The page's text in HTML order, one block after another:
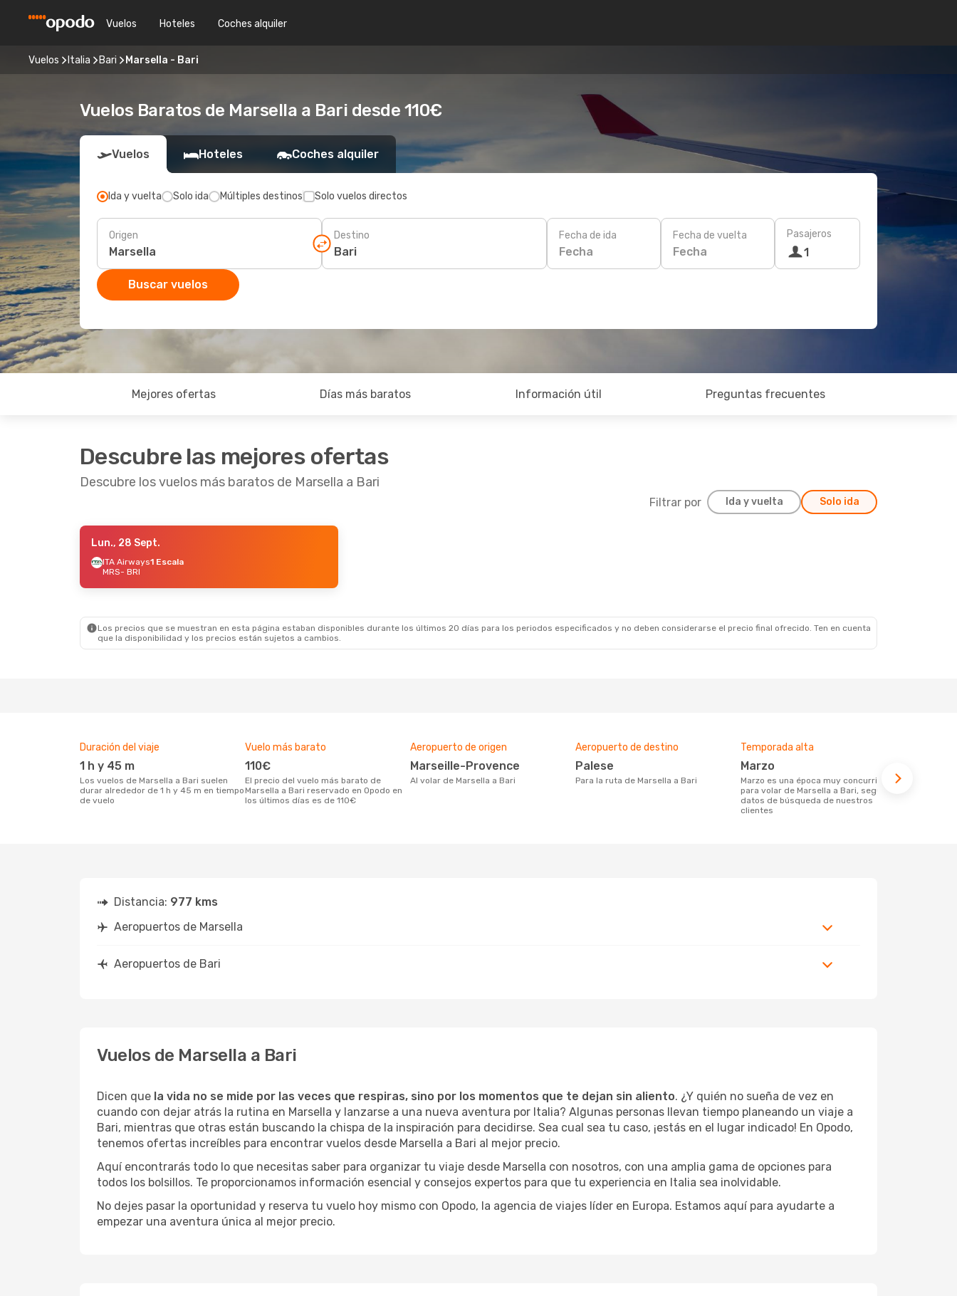
Vuelos Hoteles Coches alquiler
Vuelos Italia Bari Marsella - Bari
Vuelos Baratos de Marsella a Bari desde 110€
Vuelos Hoteles Coches alquiler
Ida y vuelta Solo ida Múltiples destinos Solo vuelos directos
Origen Destino Fecha de ida
Fecha
Fecha de vuelta
Fecha
Pasajeros
1
Buscar vuelos
Mejores ofertas Días más baratos Información útil Preguntas frecuentes
Descubre las mejores ofertas
Descubre los vuelos más baratos de Marsella a Bari
Filtrar por Ida y vuelta Solo ida
- Vie., 2 Oct.
1 Escala
Lun., 28 Sept.
ITA Airways1 Escala
MRS- BRI
Los precios que se muestran en esta página estaban disponibles durante los últimos 20 días para los periodos especificados y no deben considerarse el precio final ofrecido. Ten en cuenta
que la disponibilidad y los precios están sujetos a cambios.
Duración del viaje
1 h y 45 m
Los vuelos de Marsella a Bari suelen
durar alrededor de 1 h y 45 m en tiempo
de vuelo
Vuelo más barato
110€
El precio del vuelo más barato de
Marsella a Bari reservado en Opodo en
los últimos días es de 110€
Aeropuerto de origen
Marseille-Provence
Al volar de Marsella a Bari
Aeropuerto de destino
Palese
Para la ruta de Marsella a Bari
Temporada alta
marzo
marzo es una época muy concurrida
para volar de Marsella a Bari, según los
datos de búsqueda de nuestros
clientes
Distancia: 977 kms
Aeropuertos de Marsella
Aeropuertos de Bari
Vuelos de Marsella a Bari
Dicen que la vida no se mide por las veces que respiras, sino por los momentos que te dejan sin aliento. ¿Y quién no sueña de vez en
cuando con dejar atrás la rutina en Marsella y lanzarse a una nueva aventura por Italia? Algunas personas llevan tiempo planeando un viaje a
Bari, mientras que otras están buscando la chispa de la inspiración para decidirse. Sea cual sea tu caso, ¡estás en el lugar indicado! En Opodo,
tenemos ofertas increíbles para encontrar vuelos desde Marsella a Bari al mejor precio.
Aquí encontrarás todo lo que necesitas saber para organizar tu viaje desde Marsella con nosotros, con una amplia gama de opciones para
todos los bolsillos. Te proporcionamos información esencial y consejos expertos para que tu experiencia en Italia sea inolvidable.
No dejes pasar la oportunidad y reserva tu vuelo hoy mismo con Opodo, la agencia de viajes líder en Europa. Estamos aquí para ayudarte a
empezar una aventura única al mejor precio.